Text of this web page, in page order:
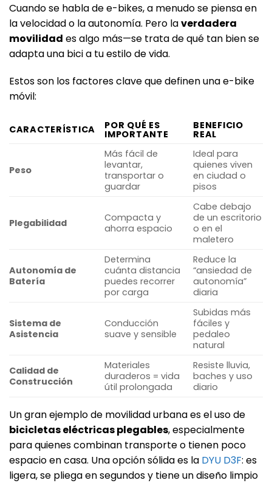
Cuando se habla de e-bikes, a menudo se piensa en
la velocidad o la autonomía. Pero laverdadera
movilidad es algo más—se trata de qué tan bien se
adapta una bici a tu estilo de vida.
Estos son los factores clave que definen una e-bike
móvil:
CARACTERÍSTICA POR QUÉ ES
IMPORTANTE
BENEFICIO
REAL
Peso
Más fácil de
levantar,
transportar o
guardar
Ideal para
quienes viven
en ciudad o
pisos
Plegabilidad
Compacta y
ahorra espacio
Cabe debajo
de un escritorio
o en el
maletero
Autonomía de
Batería
Determina
cuánta distancia
puedes recorrer
por carga
Reduce la
“ansiedad de
autonomía”
diaria
Sistema de
Asistencia
Conducción
suave y sensible
Subidas más
fáciles y
pedaleo
natural
Calidad de
Construcción
Materiales
duraderos = vida
útil prolongada
Resiste lluvia,
baches y uso
diario
Un gran ejemplo de movilidad urbana es el uso de
bicicletas eléctricas plegables, especialmente
para quienes combinan transporte o tienen poco
espacio en casa. Una opción sólida es la DYU D3F: es
ligera, se pliega en segundos y tiene un diseño limpio